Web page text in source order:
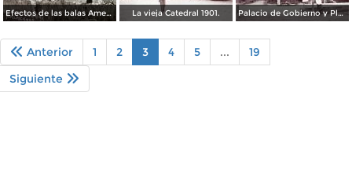
Efectos de las balas Americanas durante la intervencion Estadounidense por el Fotógrafo P Flores Perez. La vieja Catedral 1901. Palacio de Gobierno y Plaza.
Anterior 1 2 3 4 5 ...
19
Siguiente